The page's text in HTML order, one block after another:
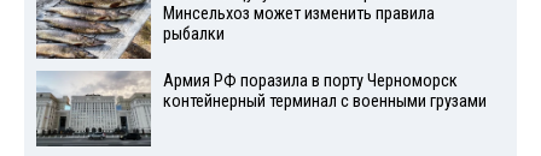
Минсельхоз может изменить правила
рыбалки
Армия РФ поразила в порту Черноморск
контейнерный терминал с военными грузами